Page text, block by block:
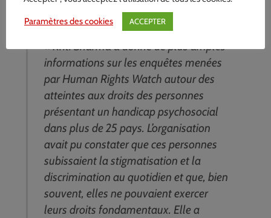
rétablissement et un soutien précoce. »
« Kriti Sharma a donné de plus amples
informations sur les enquêtes menées
par Human Rights Watch autour des
atteintes aux droits des personnes
présentant un handicap psychosocial
dans plus de 25 pays. L’organisation
avait pu constater que ces personnes
subissaient la stigmatisation et la
discrimination au quotidien et que, bien
souvent, elles ne pouvaient exercer
leurs droits fondamentaux. Elle a
Paramètres des cookies ACCEPTER